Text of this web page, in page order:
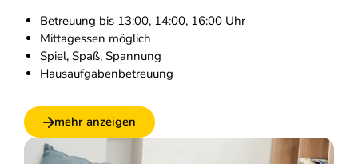
Betreuung bis 13:00, 14:00, 16:00 Uhr
Mittagessen möglich
Spiel, Spaß, Spannung
Hausaufgabenbetreuung
mehr anzeigen